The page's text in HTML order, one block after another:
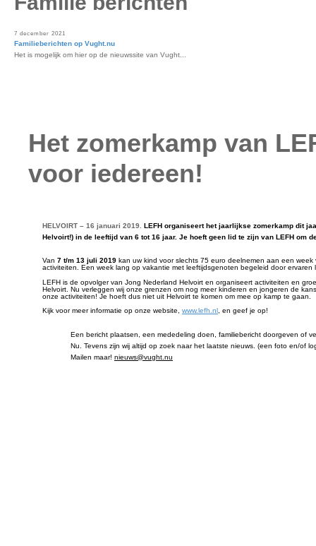
7 december 2021
Familieberichten op Vught.nu
Het is mogelijk om hier op de nieuwssite van Vught...
Het zomerkamp van
voor iedereen!
HELVOIRT – 16 januari 2019. LEFH organiseert het jaarlijkse zomerkamp dit
Helvoirt!) in de leeftijd van 6 tot 16 jaar. Je hoeft geen lid te zijn van LEFH om
Van 7 t/m 13 juli 2019 kan uw kind voor slechts 75 euro deelnemen aan een
activiteiten. Een week lang op vakantie met leeftijdsgenoten begeleid door ervaren
LEFH is de opvolger van Jong Nederland Helvoirt en organiseert activiteiten en
Helvoirt. Nu verleggen wij onze grenzen om nog meer kinderen en jongeren de
onze activiteiten! Je hoeft dus niet uit Helvoirt te komen om mee op kamp te gaan.
Kijk voor meer informatie op onze website, www.lefh.nl , en geef je op!
Een bericht plaatsen, een mededeling doen, familiebericht doorgeven of
Nu. Tevens zijn wij altijd op zoek naar het laatste nieuws. (een foto en/of
Mailen maar! nieuws@vught.nu